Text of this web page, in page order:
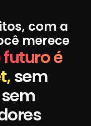
com a
merece
é
sem